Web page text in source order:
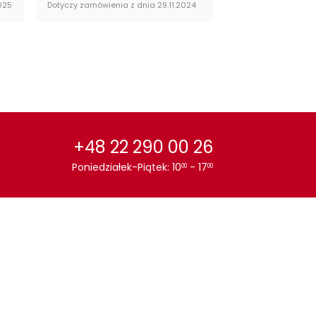
Dotyczy zamówienia z dnia 29.11.2024
+48 22 290 00 26
Poniedziałek-Piątek: 1000 - 1700